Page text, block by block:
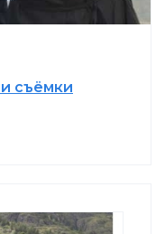
съёмки